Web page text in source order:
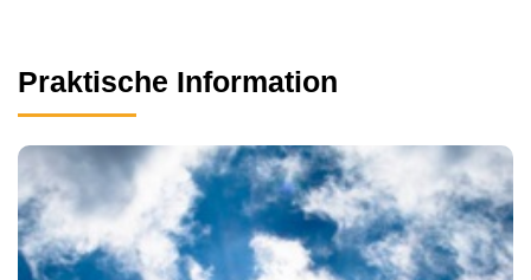
Praktische Information